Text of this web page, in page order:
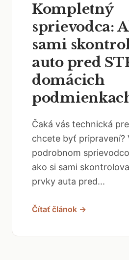
Kompletný
sprievodca:
sami
auto pred
domácich
Čaká vás technická
chcete byť pripravení?
podrobnom
ako si sami
prvky auta pred...
Čítať článok →